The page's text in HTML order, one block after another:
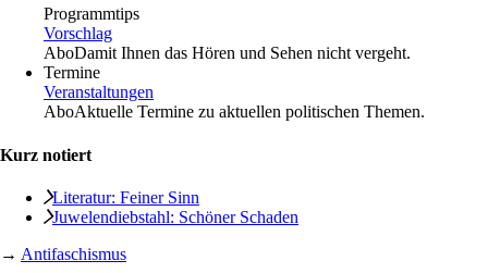
Programmtips
Vorschlag
AboDamit Ihnen das Hören und Sehen nicht vergeht.
Termine
Veranstaltungen
AboAktuelle Termine zu aktuellen politischen Themen.
Kurz notiert
Literatur: Feiner Sinn
Juwelendiebstahl: Schöner Schaden
→ Antifaschismus